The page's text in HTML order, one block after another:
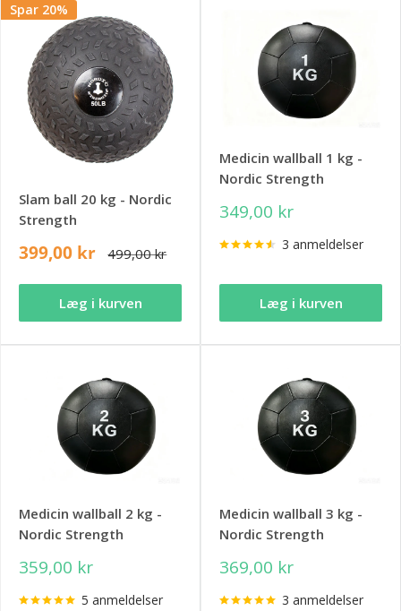
Spar 20%
Slam ball 20 kg - Nordic
Strength
399,00 kr 499,00 kr
Læg i kurven
Medicin wallball 1 kg -
Nordic Strength
349,00 kr
3 anmeldelser
Læg i kurven
Medicin wallball 2 kg -
Nordic Strength
359,00 kr
5 anmeldelser
Medicin wallball 3 kg -
Nordic Strength
369,00 kr
3 anmeldelser